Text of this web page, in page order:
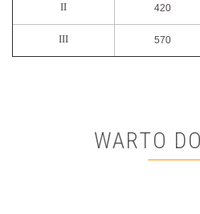
II 420
III 570
WARTO